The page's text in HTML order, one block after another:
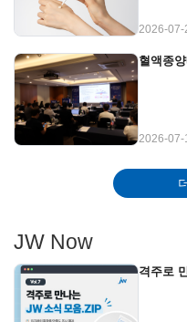
2026-07-
혈액종
2026-07-
JW Now
격주로